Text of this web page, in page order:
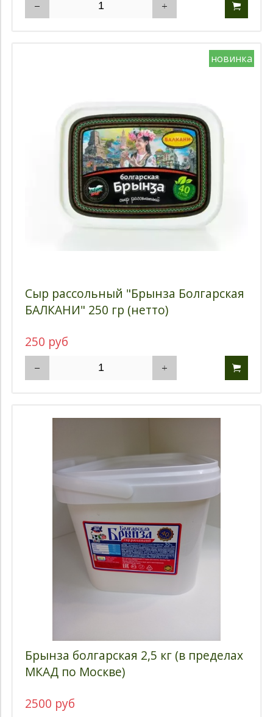
новинка
Сыр рассольный "Брынза Болгарская
БАЛКАНИ" 250 гр (нетто)
250 руб
Брынза болгарская 2,5 кг (в пределах
МКАД по Москве)
2500 руб